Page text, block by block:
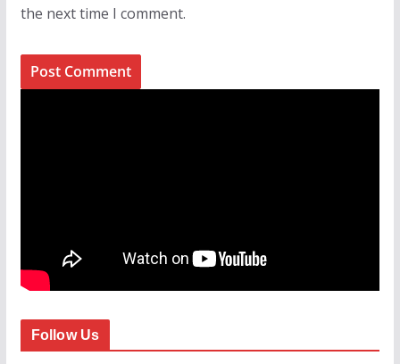
the next time I comment.
Follow Us